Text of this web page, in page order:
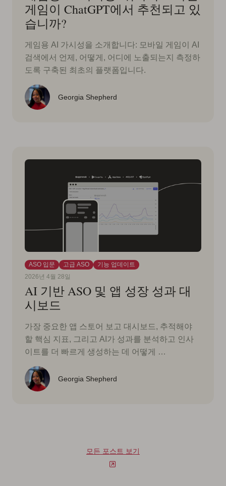
게임이 ChatGPT에서 추천되고 있
습니까?
게임용 AI 가시성을 소개합니다: 모바일 게임이 AI
검색에서 언제, 어떻게, 어디에 노출되는지 측정하
도록 구축된 최초의 플랫폼입니다.
Georgia Shepherd
ASO 입문 고급 ASO
기능 업데이트
2026년 4월 28일
AI 기반 ASO 및 앱 성장 성과 대
시보드
가장 중요한 앱 스토어 보고 대시보드, 추적해야
할 핵심 지표, 그리고 AI가 성과를 분석하고 인사
이트를 더 빠르게 생성하는 데 어떻게 …
Georgia Shepherd
모든 포스트 보기